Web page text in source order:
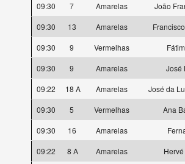
09:30
7 Amarelas
João
09:30
13 Amarelas
09:30
9 Vermelhas
09:30
9 Amarelas
José
09:22
18 A Amarelas
José da
09:30
5 Vermelhas
Ana
09:30
16 Amarelas
09:22
8 A Amarelas